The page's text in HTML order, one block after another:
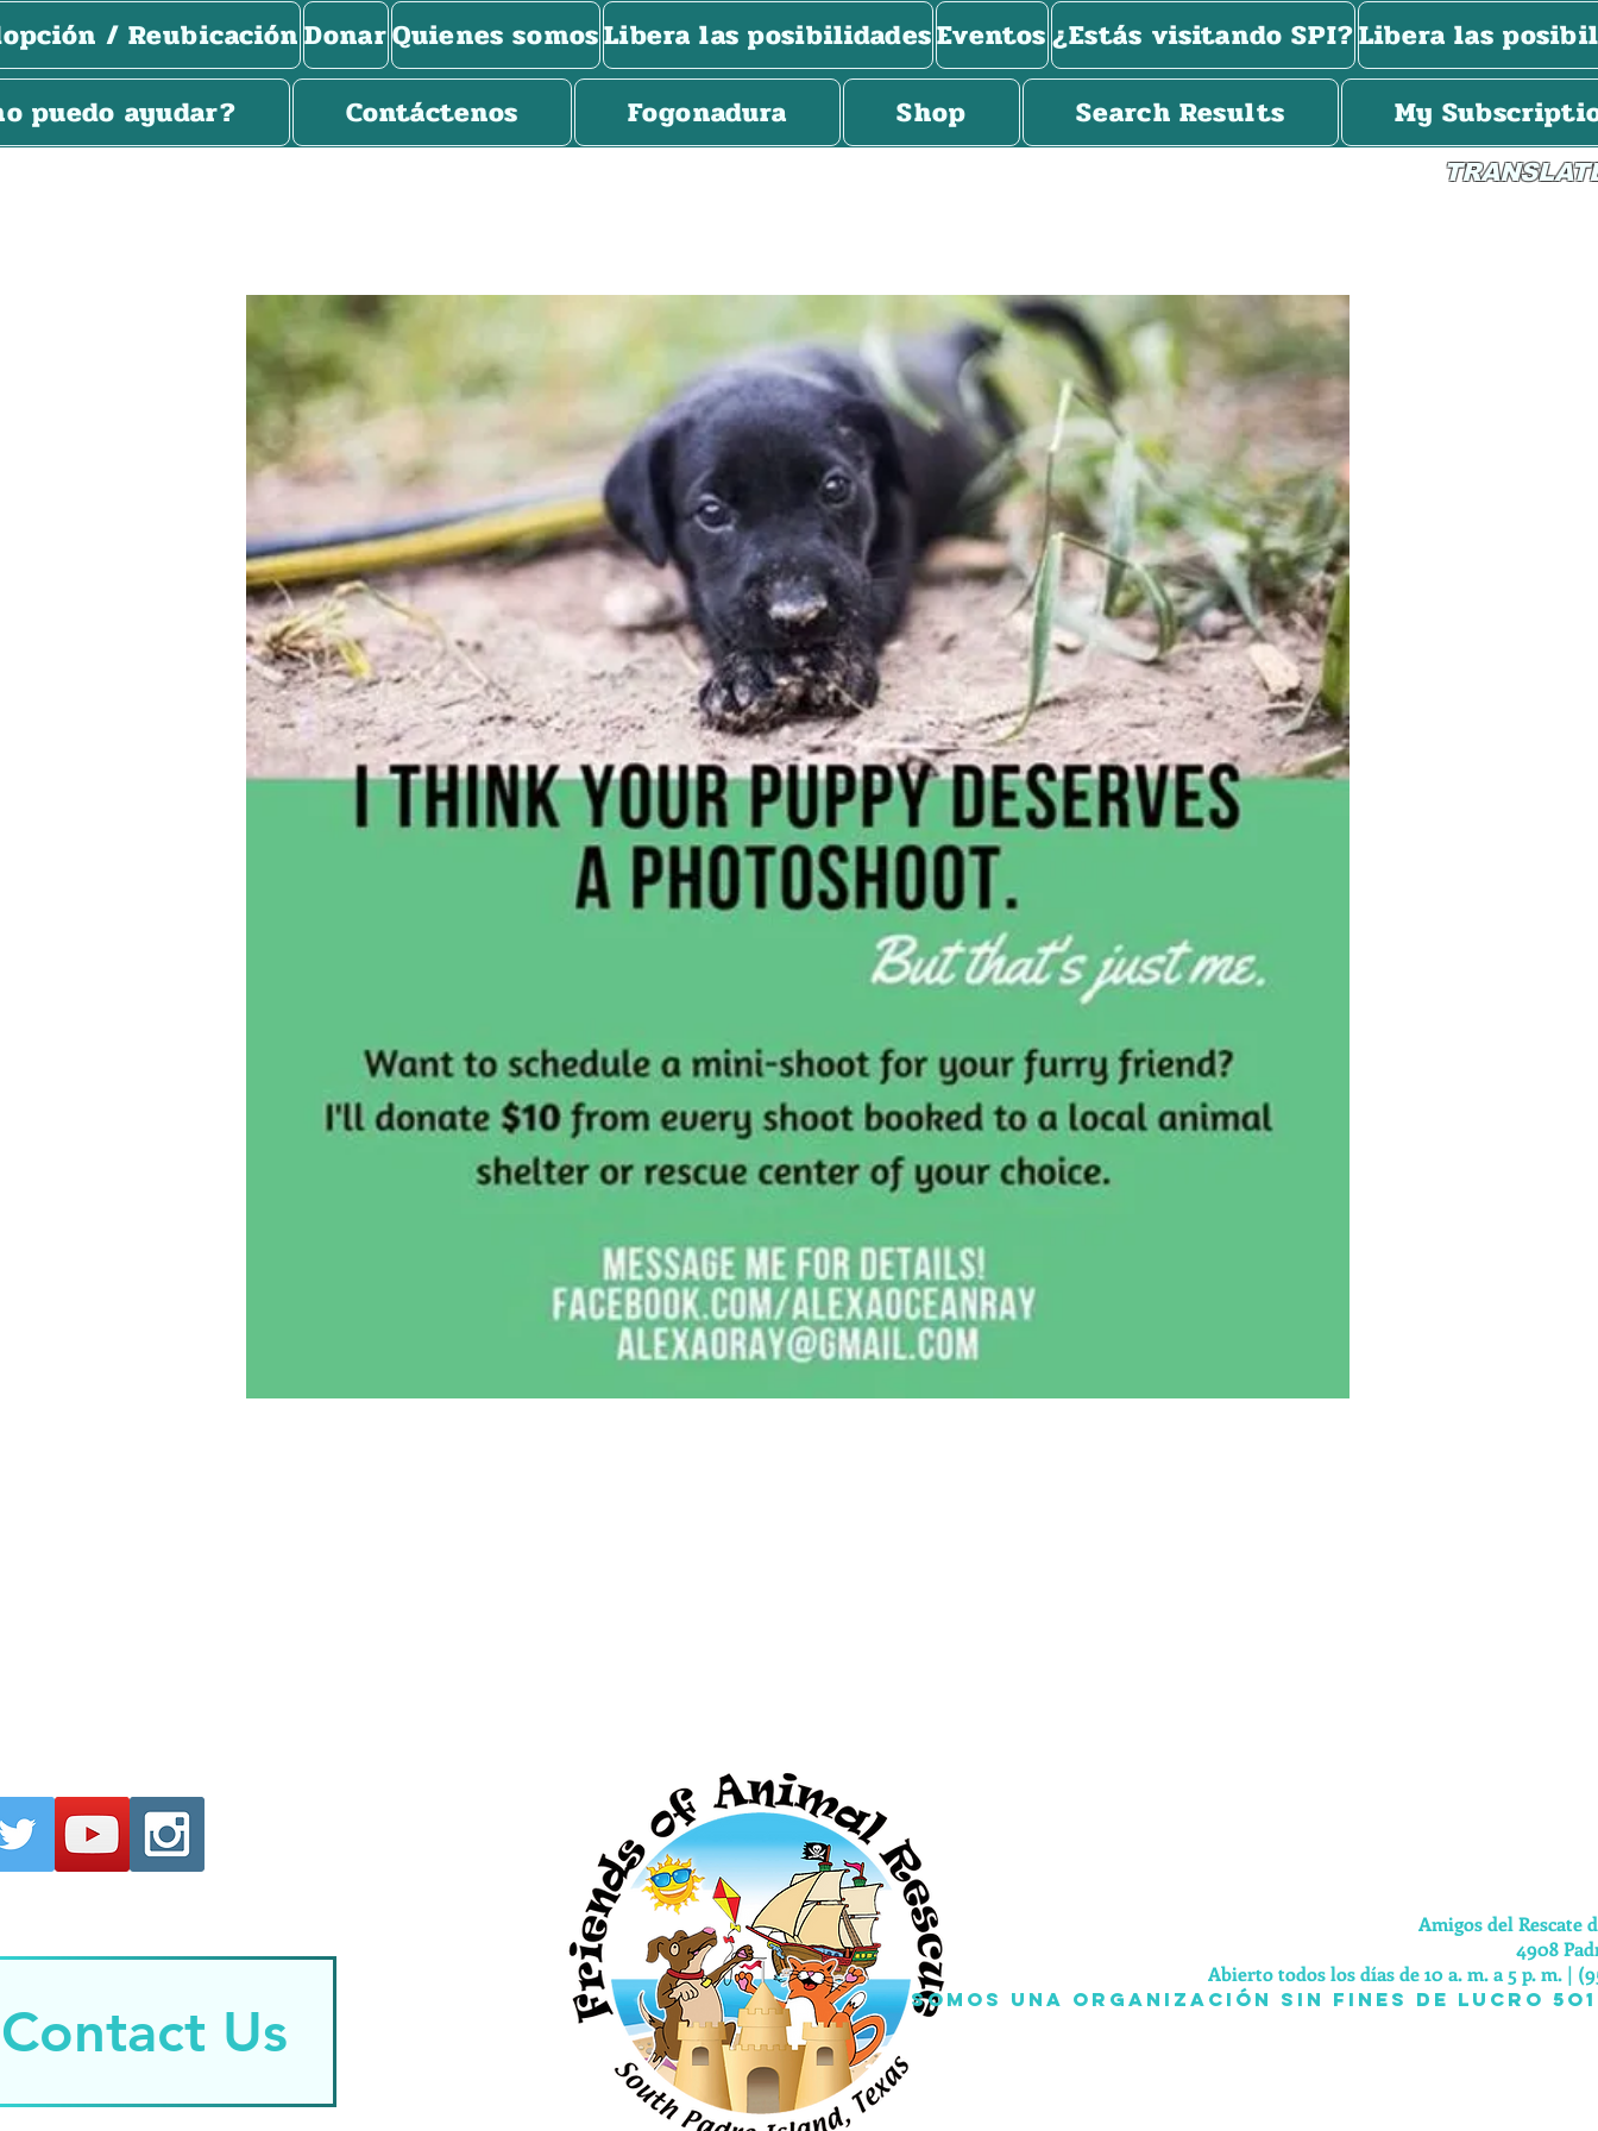
/ ReubicaciónDonarQuienes somosLibera las posibilidadesEventos¿Estás visitando SPI?Libera las
puedo ayudar?
Contáctenos Fogonadura Shop Search Results My
Contact Us
Amigos del Rescate
4908
Abierto todos los días de 10 a. m. a 5 p. m. |
Somos una organización sin fines de lucro 5O1